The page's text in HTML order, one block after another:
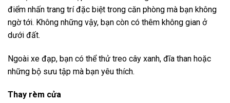
điểm nhấn trang trí đặc biệt trong căn phòng mà bạn không
ngờ tới. Không những vậy, bạn còn có thêm không gian ở
dưới đất.
Ngoài xe đạp, bạn có thể thử treo cây xanh, đĩa than hoặc
những bộ sưu tập mà bạn yêu thích.
Thay rèm cửa